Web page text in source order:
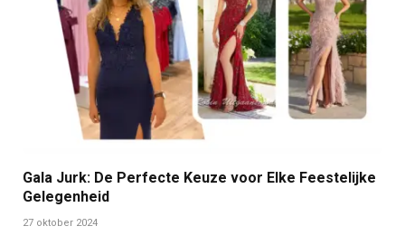
Gala Jurk: De Perfecte Keuze voor Elke Feestelijke
Gelegenheid
27 oktober 2024